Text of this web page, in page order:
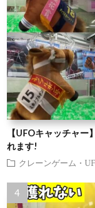
【UFOキャッチャ
れます!
クレーンゲーム・